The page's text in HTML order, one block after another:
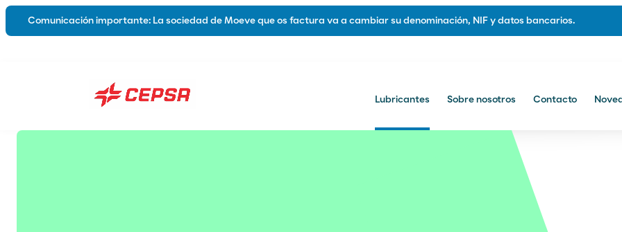
Contacto comercial
Comunicación importante: La sociedad de Moeve que os factura va a cambiar su denominación, NIF y datos bancarios.
Lubricantes Sobre nosotros Contacto